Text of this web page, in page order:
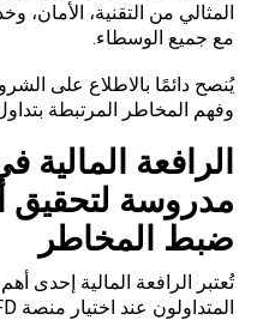
المثالي من التقنية، الأمان،
مع جميع الوسطاء.
يُنصح دائمًا بالاطلاع على
وفهم المخاطر المرتبطة
الرافعة المالية
مدروسة لتحقيق
ضبط المخاطر
تُعتبر الرافعة المالية إحدى
المتداولون عند اختيار منصة CFD.